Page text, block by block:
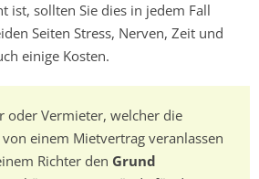
ist, sollten Sie dies in jedem Fall
Seiten Stress, Nerven, Zeit und
einige Kosten.
oder Vermieter, welcher die
einem Mietvertrag veranlassen
Richter den Grund